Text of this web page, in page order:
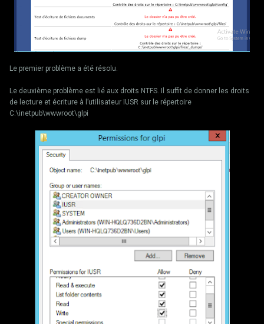
Le premier problème a été résolu.
Le deuxième problème est lié aux droits NTFS. Il suffit de donner les droits
de lecture et écriture à l’utilisateur IUSR sur le répertoire
C:\inetpub\wwwroot\glpi